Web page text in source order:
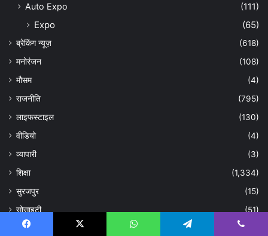
Auto Expo (111)
Expo (65)
ब्रेकिंग न्यूज़
(618)
मनोरंजन
(108)
मौसम
(4)
राजनीति
(795)
लाइफस्टाइल
(130)
वीडियो
(4)
व्यापारी
(3)
शिक्षा
(1,334)
सुरजपुर
(15)
सोसाइटी
(51)
स्वास्थ्य
(218)